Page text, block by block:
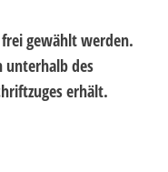
gewählt werden.
unterhalb des
erhält.